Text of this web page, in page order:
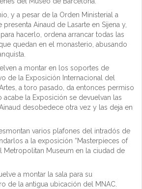
y a pesar de la Orden Ministerial a
presenta Ainaud de Lasarte en Sijena y,
hacerlo, ordena arrancar todas las
quedan en el monasterio, abusando
a montar en los soportes de
de la Exposición Internacional del
a toro pasado, da entonces permiso
la Exposición se devuelvan las
desobedece otra vez y las deja en
varios plafones del intradós de
a la exposición “Masterpieces of
Metropolitan Museum en la ciudad de
a montar la sala para su
de la antigua ubicación del MNAC.